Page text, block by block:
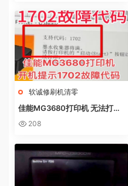
软诚修刷机清零
佳能MG3680打印机 无法打印
电脑提示错误代码5B02 废墨收
208